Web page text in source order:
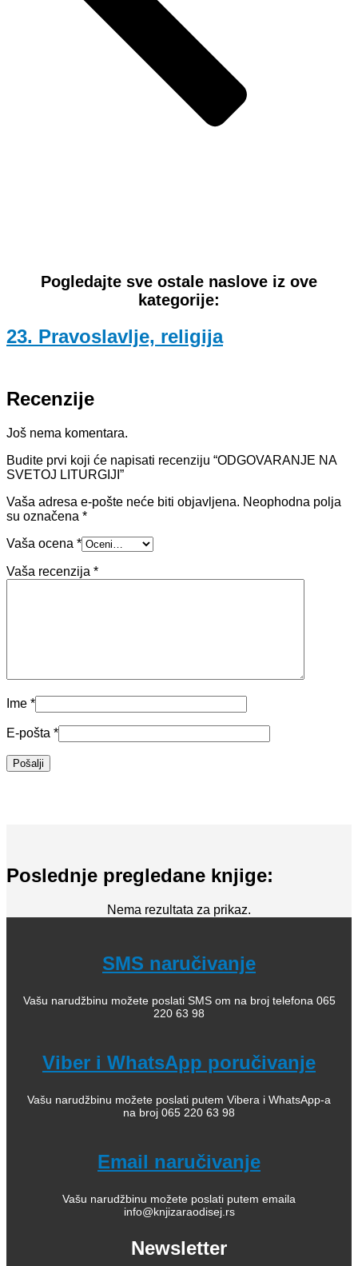
Pogledajte sve ostale naslove iz ove
kategorije:
23. Pravoslavlje, religija
Recenzije
Još nema komentara.
Budite prvi koji će napisati recenziju “ODGOVARANJE NA
SVETOJ LITURGIJI”
Vaša adresa e-pošte neće biti objavljena. Neophodna polja
su označena *
Vaša ocena *
Vaša recenzija *
Ime *
E-pošta *
Poslednje pregledane knjige:
Nema rezultata za prikaz.
SMS naručivanje
Vašu narudžbinu možete poslati SMS om na broj telefona 065
220 63 98
Viber i WhatsApp poručivanje
Vašu narudžbinu možete poslati putem Vibera i WhatsApp-a
na broj 065 220 63 98
Email naručivanje
Vašu narudžbinu možete poslati putem emaila
info@knjizaraodisej.rs
Newsletter